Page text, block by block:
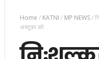
Home / KATNI / MP NEWS/
अक्टूबर को